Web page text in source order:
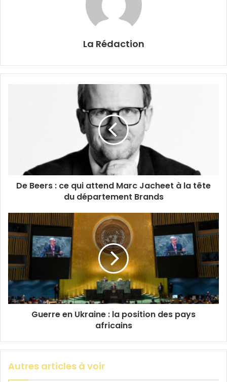
La Rédaction
De Beers : ce qui attend Marc Jacheet à la tête
du département Brands
Guerre en Ukraine : la position des pays
africains
Autres articles à voir